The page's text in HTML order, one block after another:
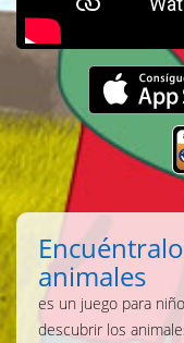
animales
es un juego para
descubrir los